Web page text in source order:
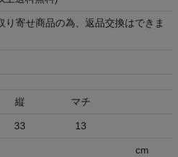
り寄せ商品の為、返品交換はできま
縦 マチ
33 13
cm